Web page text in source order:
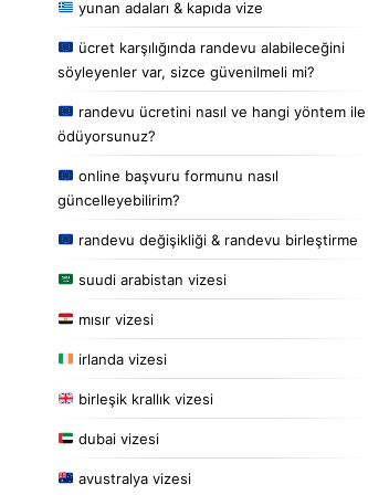
yunan adaları & kapıda vize
ücret karşılığında randevu alabileceğini
söyleyenler var, sizce güvenilmeli mi?
randevu ücretini nasıl ve hangi yöntem ile
ödüyorsunuz?
online başvuru formunu nasıl
güncelleyebilirim?
randevu değişikliği & randevu birleştirme
suudi arabistan vizesi
mısır vizesi
irlanda vizesi
birleşik krallık vizesi
dubai vizesi
avustralya vizesi